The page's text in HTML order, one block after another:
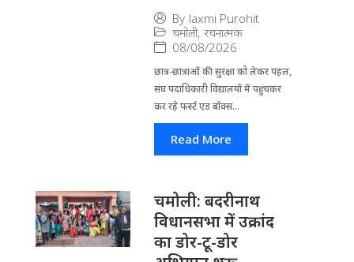
By laxmi Purohit
चमोली, रचनात्मक
08/08/2026
छात्र-छात्राओं की सुरक्षा को लेकर पहल,
संघ पदाधिकारी विद्यालयों में पहुंचकर
कर रहे फर्स्ट एड बॉक्स...
Read More
चमोली: बदरीनाथ
विधानसभा में उक्रांद
का डोर-टू-डोर